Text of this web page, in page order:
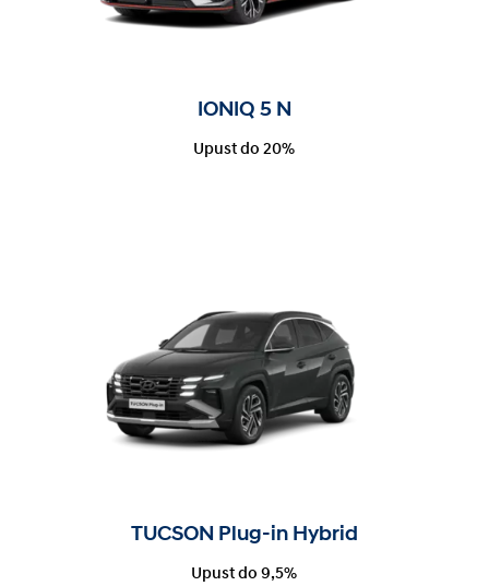
IONIQ 5 N
Upust do 20%
TUCSON Plug-in Hybrid
Upust do 9,5%